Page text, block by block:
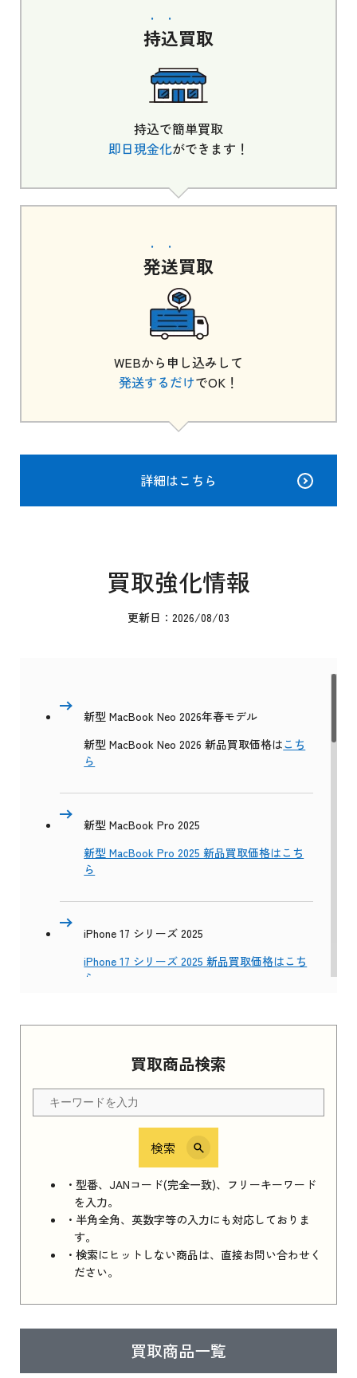
買取商品検索
検索
・型番、JANコード(完全一致)、フリーキーワード
を入力。
・半角全角、英数字等の入力にも対応しておりま
す。
・検索にヒットしない商品は、直接お問い合わせく
ださい。
買取商品一覧
持込買取
持込で簡単買取
即日現金化ができます！
発送買取
WEBから申し込みして
発送するだけでOK！
詳細はこちら
買取強化情報
更新日：2026/08/03
新型 MacBook Neo 2026年春モデル
新型 MacBook Neo 2026 新品買取価格はこち
ら
新型 MacBook Pro 2025
新型 MacBook Pro 2025 新品買取価格はこち
ら
iPhone 17 シリーズ 2025
iPhone 17 シリーズ 2025 新品買取価格はこち
ら
Apple Watch Series 11 2025 新品買取価格はこ
ちら
iPhone 16e シリーズ 2025
iPhone 16e シリーズ 2025 新品買取価格はこち
ら
iPad 11インチ 2025年春モデル
はこちら